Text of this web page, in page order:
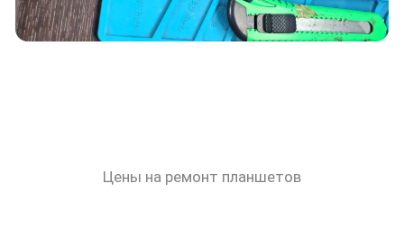
Цены на ремонт планшетов